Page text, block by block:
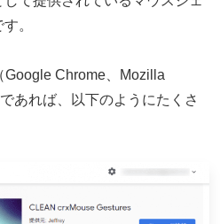
。
Google Chrome、Mozilla
あれば、以下のようにたくさ